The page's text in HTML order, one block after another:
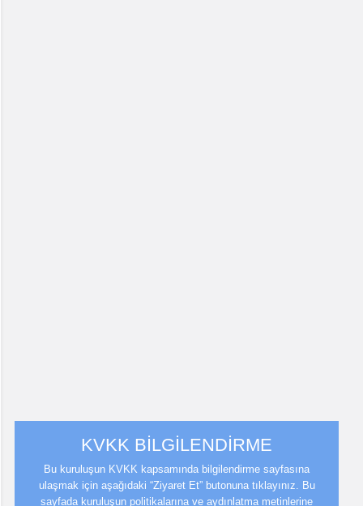
KVKK BİLGİLENDİRME
Bu kuruluşun KVKK kapsamında bilgilendirme sayfasına
ulaşmak için aşağıdaki “Ziyaret Et” butonuna tıklayınız. Bu
sayfada kuruluşun politikalarına ve aydınlatma metinlerine